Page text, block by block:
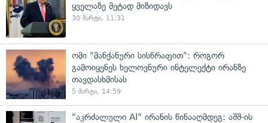
ყველაზე მეტად მიზიდავს
30 მარტი, 11:31
ომი "მანქანური სისწრაფით": როგორ
გამოიყენეს ხელოვნური ინტელექტი ირანზე
თავდასხმისას
5 მარტი, 14:59
"აკრძალული AI" ირანის წინააღმდეგ: აშშ-ის